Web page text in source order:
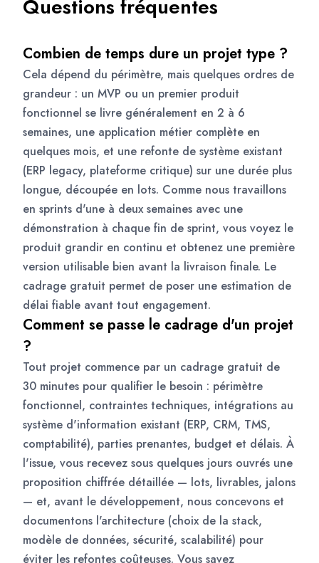
Questions fréquentes
Combien de temps dure un projet type ?
Cela dépend du périmètre, mais quelques ordres de
grandeur : un MVP ou un premier produit
fonctionnel se livre généralement en 2 à 6
semaines, une application métier complète en
quelques mois, et une refonte de système existant
(ERP legacy, plateforme critique) sur une durée plus
longue, découpée en lots. Comme nous travaillons
en sprints d'une à deux semaines avec une
démonstration à chaque fin de sprint, vous voyez le
produit grandir en continu et obtenez une première
version utilisable bien avant la livraison finale. Le
cadrage gratuit permet de poser une estimation de
délai fiable avant tout engagement.
Comment se passe le cadrage d'un projet
?
Tout projet commence par un cadrage gratuit de
30 minutes pour qualifier le besoin : périmètre
fonctionnel, contraintes techniques, intégrations au
système d'information existant (ERP, CRM, TMS,
comptabilité), parties prenantes, budget et délais. À
l'issue, vous recevez sous quelques jours ouvrés une
proposition chiffrée détaillée — lots, livrables, jalons
— et, avant le développement, nous concevons et
documentons l'architecture (choix de la stack,
modèle de données, sécurité, scalabilité) pour
éviter les refontes coûteuses. Vous savez